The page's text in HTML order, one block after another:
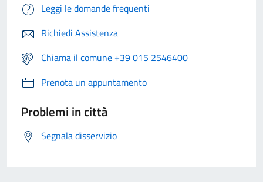
Leggi le domande frequenti
Richiedi Assistenza
Chiama il comune +39 015 2546400
Prenota un appuntamento
Problemi in città
Segnala disservizio